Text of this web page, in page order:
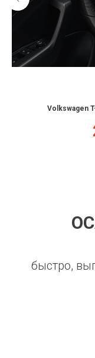
Volkswagen
быстро,